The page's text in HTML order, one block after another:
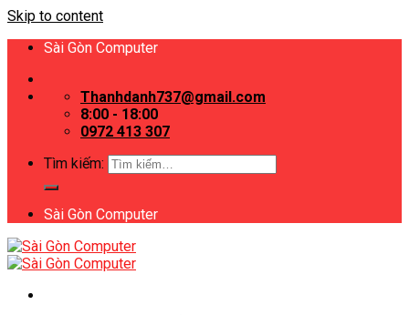
Skip to content
Sài Gòn Computer
Thanhdanh737@gmail.com
8:00 - 18:00
0972 413 307
Tìm kiếm:
Sài Gòn Computer